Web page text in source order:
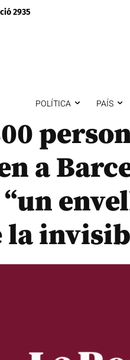
2935
POLÍTICA PAÍS
a
la